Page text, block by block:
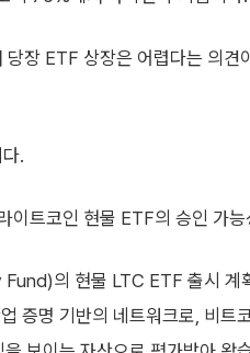
장 ETF 상장은 어렵다는 의
.
이트코인 현물 ETF의 승인 가
의 현물 LTC ETF 출시 계
증명 기반의 네트워크로, 비트